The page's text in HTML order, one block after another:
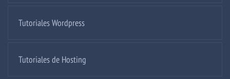
Tutoriales Wordpress
Tutoriales de Hosting